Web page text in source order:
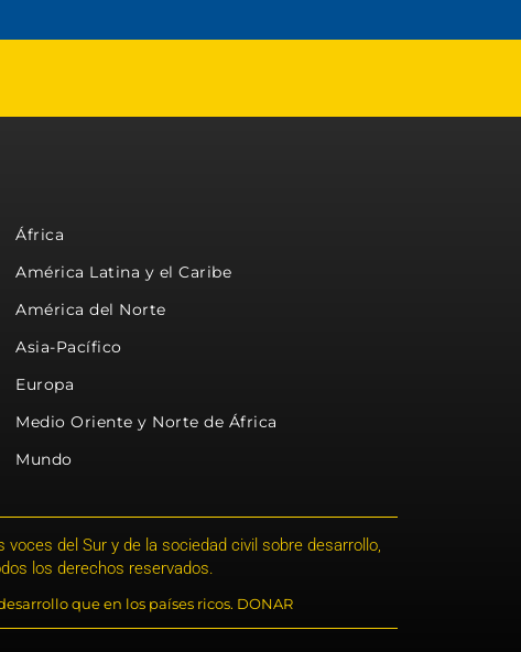
África
América Latina y el Caribe
América del Norte
Asia-Pacífico
Europa
Medio Oriente y Norte de África
Mundo
del Sur y de la sociedad civil sobre desarrollo,
los derechos reservados.
que en los países ricos. DONAR